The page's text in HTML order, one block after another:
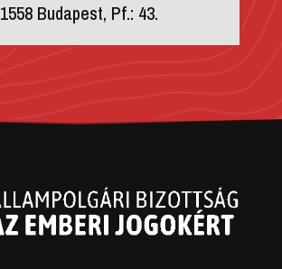
1558 Budapest, Pf.: 43.